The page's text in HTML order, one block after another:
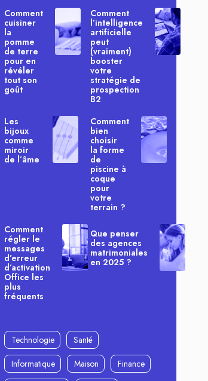
Comment
cuisiner
la
pomme
de terre
pour en
révéler
tout son
goût
Comment
l’intelligence
artificielle
peut
(vraiment)
booster
votre
stratégie de
prospection
B2
Les
bijoux
comme
miroir
de l’âme
Comment
bien
choisir
la forme
de
piscine à
coque
pour
votre
terrain ?
Comment
régler le
messages
d’erreur
d’activation
Office les
plus
fréquents
Que penser
des agences
matrimoniales
en 2025 ?
Technologie
Santé
Informatique
Maison
Finance